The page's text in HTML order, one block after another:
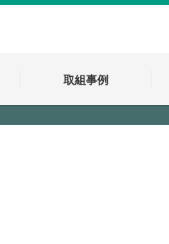
取組事例